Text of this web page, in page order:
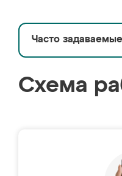
Часто
Схема